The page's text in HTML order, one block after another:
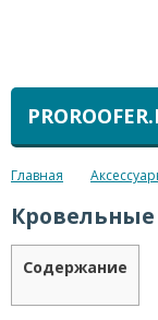
Главная
Содержание